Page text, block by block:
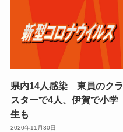
県内14人感染 東員のクラ
スターで4人、伊賀で小学
生も
2020年11月30日